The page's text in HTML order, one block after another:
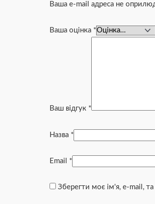
Ваша e-mail адреса не
Ваша оцінка *
Ваш відгук *
Назва *
Email *
Зберегти моє ім'я, e-mail,